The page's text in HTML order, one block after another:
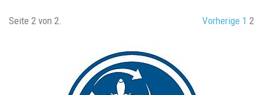
Seite 2 von 2. Vorherige 1 2